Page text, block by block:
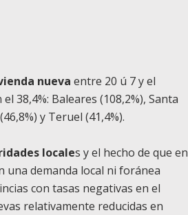
nueva entre 20 ú 7 y el
38,4%: Baleares (108,2%), Santa
y Teruel (41,4%).
locales y el hecho de que en
una demanda local ni foránea
con tasas negativas en el
relativamente reducidas en